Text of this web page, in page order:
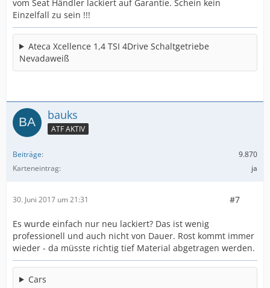
Der Inhalt kann nicht angezeigt werden, da Sie
keine Berechtigung haben, diesen Inhalt zu sehen.
Ecke, sind die Bleche zusammen "gelegt" bzw. sollten
es. Die Stelle ist bei meinem "Aufgegangen".
Sorry, hab leider verpennt ein Foto bei ausgebauter
Heute Rückruf bekommen das die Heckklappe neu
Scheint der erste Fall (letzte) zusein , jedenfalls hoffe Ich
Sobald Ich mehr weiß gibt's Meldung.
vom Seat Händler lackiert auf Garantie. Schein kein
Einzelfall zu sein !!!
Ateca Xcellence 1,4 TSI 4Drive Schaltgetriebe
Nevadaweiß
bauks
ATF AKTIV
Beiträge
9.870
Karteneintrag
ja
30. Juni 2017 um 21:31 #7
Es wurde einfach nur neu lackiert? Das ist wenig
professionell und auch nicht von Dauer. Rost kommt immer
wieder - da müsste richtig tief Material abgetragen werden.
Cars